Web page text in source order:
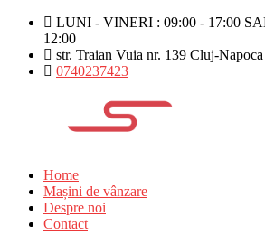
LUNI - VINERI : 09:00 - 17:00
12:00
str. Traian Vuia nr. 139 Cluj-Napoca
0740237423
Home
Mașini de vânzare
Despre noi
Contact